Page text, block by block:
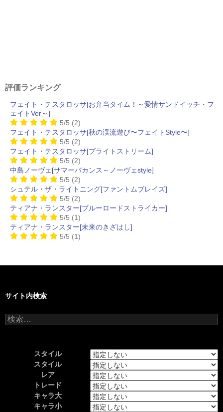
評価ランキング
フェイト・テスタロッサ[お弁当タイム！～愛情サンドイッチ・フ
ェイトVer～]
5/5 (2)
フェイト・テスタロッサ[秋の渓流遊び〜フェイトStyle〜]
5/5 (2)
フェイト・テスタロッサ[ブライトストリーム]
5/5 (2)
中島ノーヴェ[サマーバカンス～ノーヴェstyle]
5/5 (2)
シュテル・ザ・ライトニング[ファントムブレイズ]
5/5 (2)
ティアナ・ランスター[ブルーロードストライカー]
5/5 (1)
ティアナ・ランスター[未来のきざはし]
5/5 (1)
サイト内検索
検
索:
スタイル
スタイル
レア
トレード
キャラ大
キャラ小